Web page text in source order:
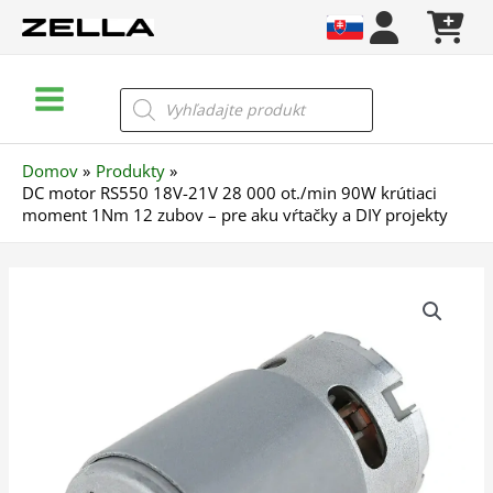
Menu
Products
search
Domov
Produkty
DC motor RS550 18V-21V 28 000 ot./min 90W krútiaci
moment 1Nm 12 zubov – pre aku vŕtačky a DIY projekty